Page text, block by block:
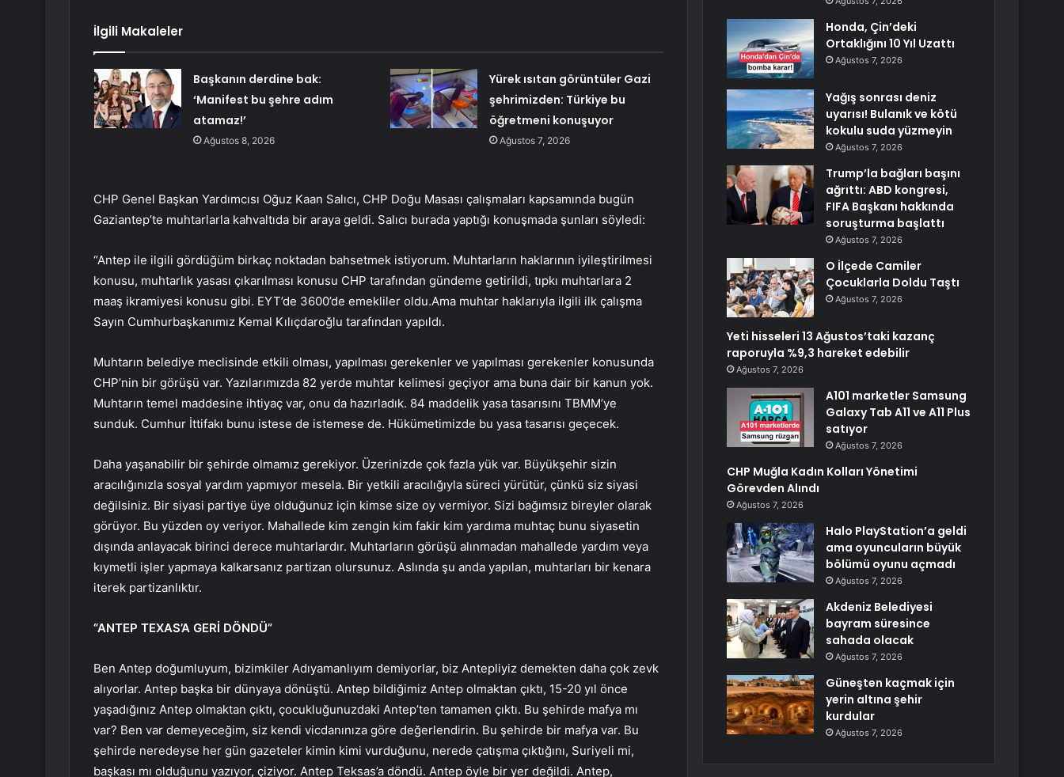
İlgili Makaleler
Başkanın derdine bak:
‘Manifest bu şehre adım
atamaz!’
Ağustos 8, 2026
Yürek ısıtan görüntüler Gazi
şehrimizden: Türkiye bu
öğretmeni konuşuyor
Ağustos 7, 2026
CHP Genel Başkan Yardımcısı Oğuz Kaan Salıcı, CHP Doğu Masası çalışmaları kapsamında bugün
Gaziantep’te muhtarlarla kahvaltıda bir araya geldi. Salıcı burada yaptığı konuşmada şunları söyledi:
“Antep ile ilgili gördüğüm birkaç noktadan bahsetmek istiyorum. Muhtarların haklarının iyileştirilmesi
konusu, muhtarlık yasası çıkarılması konusu CHP tarafından gündeme getirildi, tıpkı muhtarlara 2
maaş ikramiyesi konusu gibi. EYT’de 3600’de emekliler oldu.Ama muhtar haklarıyla ilgili ilk çalışma
Sayın Cumhurbaşkanımız Kemal Kılıçdaroğlu tarafından yapıldı.
Muhtarın belediye meclisinde etkili olması, yapılması gerekenler ve yapılması gerekenler konusunda
CHP’nin bir görüşü var. Yazılarımızda 82 yerde muhtar kelimesi geçiyor ama buna dair bir kanun yok.
Muhtarın temel maddesine ihtiyaç var, onu da hazırladık. 84 maddelik yasa tasarısını TBMM’ye
sunduk. Cumhur İttifakı bunu istese de istemese de. Hükümetimizde bu yasa tasarısı geçecek.
Daha yaşanabilir bir şehirde olmamız gerekiyor. Üzerinizde çok fazla yük var. Büyükşehir sizin
aracılığınızla sosyal yardım yapmıyor mesela. Bir yetkili aracılığıyla süreci yürütür, çünkü siz siyasi
değilsiniz. Bir siyasi partiye üye olduğunuz için kimse size oy vermiyor. Sizi bağımsız bireyler olarak
görüyor. Bu yüzden oy veriyor. Mahallede kim zengin kim fakir kim yardıma muhtaç bunu siyasetin
dışında anlayacak birinci derece muhtarlardır. Muhtarların görüşü alınmadan mahallede yardım veya
kıymetli işler yapmaya kalkarsanız partizan olursunuz. Aslında şu anda yapılan, muhtarları bir kenara
iterek partizanlıktır.
“ANTEP TEXAS’A GERİ DÖNDÜ”
Ben Antep doğumluyum, bizimkiler Adıyamanlıyım demiyorlar, biz Antepliyiz demekten daha çok zevk
alıyorlar. Antep başka bir dünyaya dönüştü. Antep bildiğimiz Antep olmaktan çıktı, 15-20 yıl önce
yaşadığınız Antep olmaktan çıktı, çocukluğunuzdaki Antep’ten tamamen çıktı. Bu şehirde mafya mı
var? Ben var demeyeceğim, siz kendi vicdanınıza göre değerlendirin. Bu şehirde bir mafya var. Bu
şehirde neredeyse her gün gazeteler kimin kimi vurduğunu, nerede çatışma çıktığını, Suriyeli mi,
başkası mı olduğunu yazıyor, çiziyor. Antep Teksas’a döndü. Antep öyle bir yer değildi. Antep,
Honda, Çin’deki
Ortaklığını 10 Yıl Uzattı
Ağustos 7, 2026
Yağış sonrası deniz
uyarısı! Bulanık ve kötü
kokulu suda yüzmeyin
Ağustos 7, 2026
Trump’la bağları başını
ağrıttı: ABD kongresi,
FIFA Başkanı hakkında
soruşturma başlattı
Ağustos 7, 2026
O İlçede Camiler
Çocuklarla Doldu Taştı
Ağustos 7, 2026
Yeti hisseleri 13 Ağustos’taki kazanç
raporuyla %9,3 hareket edebilir
Ağustos 7, 2026
A101 marketler Samsung
Galaxy Tab A11 ve A11 Plus
satıyor
Ağustos 7, 2026
CHP Muğla Kadın Kolları Yönetimi
Görevden Alındı
Ağustos 7, 2026
Halo PlayStation’a geldi
ama oyuncuların büyük
bölümü oyunu açmadı
Ağustos 7, 2026
Akdeniz Belediyesi
bayram süresince
sahada olacak
Ağustos 7, 2026
Güneşten kaçmak için
yerin altına şehir
kurdular
Ağustos 7, 2026